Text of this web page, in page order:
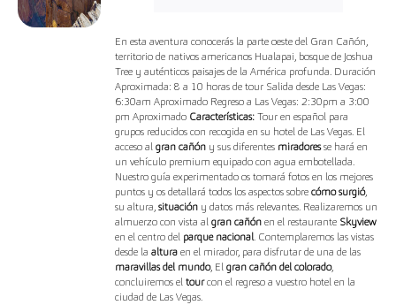
En esta aventura conocerás la parte oeste del Gran Cañón,
territorio de nativos americanos Hualapai, bosque de Joshua
Tree y auténticos paisajes de la América profunda. Duración
Aproximada: 8 a 10 horas de tour Salida desde Las Vegas:
6:30am Aproximado Regreso a Las Vegas: 2:30pm a 3:00
pm Aproximado Características: Tour en español para
grupos reducidos con recogida en su hotel de Las Vegas. El
acceso algran cañón y sus diferentes miradoresse hará en
un vehículo premium equipado con agua embotellada.
Nuestro guía experimentado os tomará fotos en los mejores
puntos y os detallará todos los aspectos sobrecómo surgió,
su altura,situación y datos más relevantes. Realizaremos un
almuerzo con vista algran cañón en el restaurante Skyview
en el centro del parque nacional. Contemplaremos las vistas
desde laaltura en el mirador, para disfrutar de una de las
maravillas del mundo, Elgran cañón del colorado,
concluiremos eltourcon el regreso a vuestro hotel en la
ciudad de Las Vegas.